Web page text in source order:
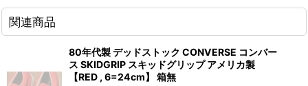
関連商品
80年代製 デッドストック CONVERSE コンバー
ス SKIDGRIP スキッドグリップ アメリカ製
【RED , 6=24cm】 箱無